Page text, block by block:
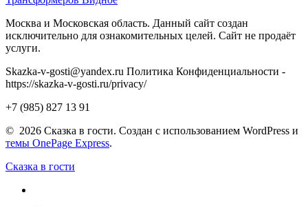
Москва и Московская область. Данный сайт создан
исключительно для ознакомительных целей. Сайт не продаёт
услуги.
Skazka-v-gosti@yandex.ru Политика Конфиденциальности -
https://skazka-v-gosti.ru/privacy/
+7 (985) 827 13 91
© 2026 Сказка в гости. Создан с использованием WordPress и
темы OnePage Express.
Сказка в гости